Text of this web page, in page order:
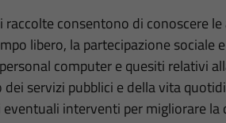
raccolte consentono di conoscere
libero, la partecipazione sociale
computer e quesiti relativi
servizi pubblici e della vita
eventuali interventi per migliorare